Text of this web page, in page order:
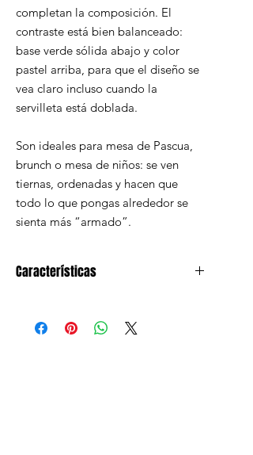
completan la composición. El
contraste está bien balanceado:
base verde sólida abajo y color
pastel arriba, para que el diseño se
vea claro incluso cuando la
servilleta está doblada.
Son ideales para mesa de Pascua,
brunch o mesa de niños: se ven
tiernas, ordenadas y hacen que
todo lo que pongas alrededor se
sienta más “armado”.
Características
canasta y huevos